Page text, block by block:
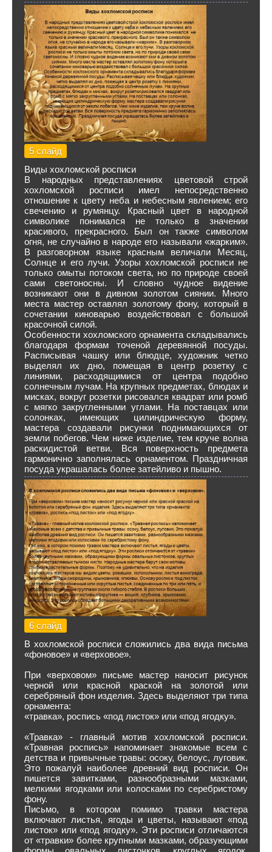
5 слайд
Виды хохломской росписи
В народных представлениях цветовой строй
хохломской росписи имел непосредственно
отношение к цвету неба и небесным явлением; его
свечению и румянцу. Красный цвет в народной
символике понимался не только в значении
красивого, прекрасного. Был он также символом
огня, не случайно в народе его называли «жарким».
В разговорном языке красным величали Месяц,
Солнце и его лучи. Узоры хохломской росписи не
только омыты потоком света, но по природе своей
сами светоносны. И словно чудное видение
возникают они в дивном золотом сиянии. Много
места мастер оставлял золотому фону, который в
сочетании киноварью воздействовал с большой
красочной силой.
Особенности хохломского орнамента складывались
благодаря формам точеной деревянной посуды.
Расписывая чашку или блюдце, художник четко
выделял их дно, помещая в центр розетку с
линиями, расходящимися от центра подобно
солнечным лучам. На крупных предметах, блюдах и
мисках, вокруг розетки рисовался квадрат или ромб
с мягко закругленными углами. На поставцах или
солонках, имеющих цилиндрическую форму,
мастера создавали рисунки поднимающихся от
земли побегов. Чем ниже изделие, тем круче волна
раскидистой ветви. Вся поверхность предмета
гармонично заполнялась орнаментом. Праздничная
посуда украшалась более затейливо и пышно.
6 слайд
В хохломской росписи сложились два вида письма
«фоновое» и «верховое».
При «верховом» письме мастер наносит рисунок
черной или красной краской на золотой или
серебряный фон изделия. Здесь выделяют три типа
орнамента:
«травка», роспись «под листок» или «под ягодку».
«Травка» - главный мотив хохломской росписи.
«Травная роспись» напоминает знакомые всем с
детства и привычные травы: осоку, белоус, луговик.
Это пожалуй наиболее древний вид росписи. Он
пишется завитками, разнообразными мазками,
мелкими ягодками или колосками по серебристому
фону.
Письмо, в котором помимо травки мастера
включают листья, ягоды и цветы, называют «под
листок» или «под ягодку». Эти росписи отличаются
от «травки» более крупными мазками, образующими